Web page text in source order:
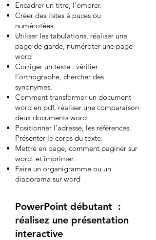
Encadrer un titre, l'ombrer.
Créer des listes à puces ou
numérotées.
Utiliser les tabulations, réaliser une
page de garde, numéroter une page
word
Corriger un texte : vérifier
l'orthographe, chercher des
synonymes.
Comment transformer un document
word en pdf, réaliser une comparaison
deux documents word
Positionner l'adresse, les références.
Présenter le corps du texte.
Mettre en page, comment paginer sur
word et imprimer.
Faire un organigramme ou un
diaporama sur word
PowerPoint débutant :
réalisez une présentation
interactive